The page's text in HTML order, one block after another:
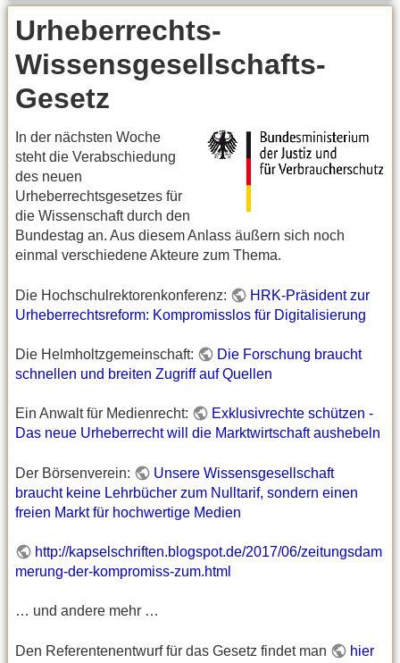
Urheberrechts-
Wissensgesellschafts-
Gesetz
In der nächsten Woche
steht die Verabschiedung
des neuen
Urheberrechtsgesetzes für
die Wissenschaft durch den
Bundestag an. Aus diesem Anlass äußern sich noch
einmal verschiedene Akteure zum Thema.
Die Hochschulrektorenkonferenz:
HRK-Präsident zur
Urheberrechtsreform: Kompromisslos für Digitalisierung
Die Helmholtzgemeinschaft:
Die Forschung braucht
schnellen und breiten Zugriff auf Quellen
Ein Anwalt für Medienrecht:
Exklusivrechte schützen -
Das neue Urheberrecht will die Marktwirtschaft aushebeln
Der Börsenverein:
Unsere Wissensgesellschaft
braucht keine Lehrbücher zum Nulltarif, sondern einen
freien Markt für hochwertige Medien
http://kapselschriften.blogspot.de/2017/06/zeitungsdam
merung-der-kompromiss-zum.html
… und andere mehr …
Den Referentenentwurf für das Gesetz findet man
hier